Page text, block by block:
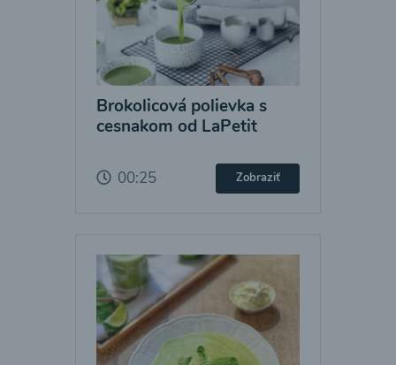
Brokolicová polievka s
cesnakom od LaPetit
00:25 Zobraziť